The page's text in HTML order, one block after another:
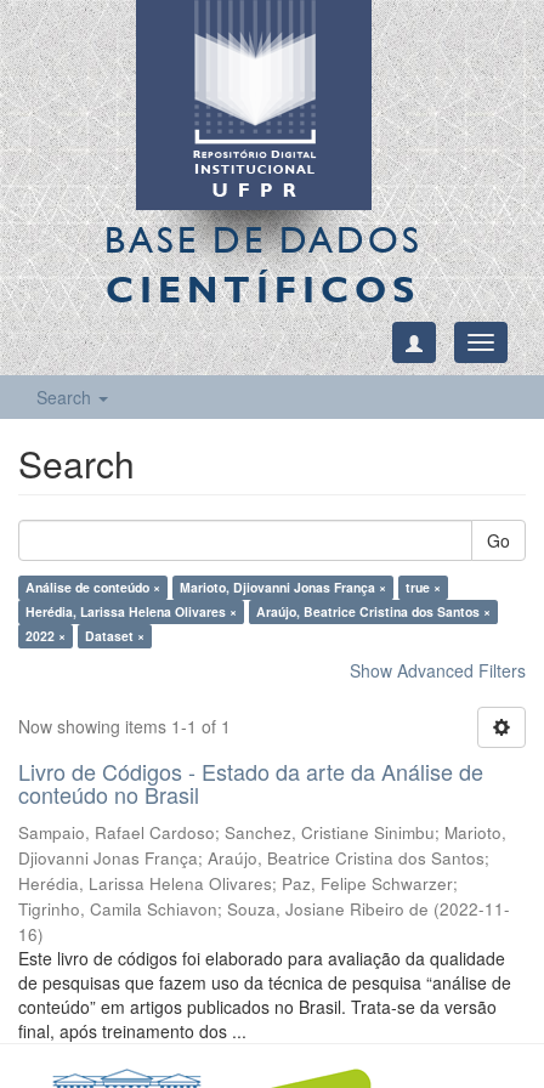
BASE DE DADOS
CIENTÍFICOS
Toggle
Search
Search
Go
Análise de conteúdo × Marioto, Djiovanni Jonas França ×
true ×
Herédia, Larissa Helena Olivares ×
Araújo, Beatrice Cristina dos Santos ×
2022 ×
Dataset ×
Show Advanced Filters
Now showing items 1-1 of 1
Livro de Códigos - Estado da arte da Análise de
conteúdo no Brasil
Sampaio, Rafael Cardoso; Sanchez, Cristiane Sinimbu; Marioto,
Djiovanni Jonas França; Araújo, Beatrice Cristina dos Santos;
Herédia, Larissa Helena Olivares; Paz, Felipe Schwarzer;
Tigrinho, Camila Schiavon; Souza, Josiane Ribeiro de (2022-11-
16)
Este livro de códigos foi elaborado para avaliação da qualidade
de pesquisas que fazem uso da técnica de pesquisa “análise de
conteúdo” em artigos publicados no Brasil. Trata-se da versão
final, após treinamento dos ...